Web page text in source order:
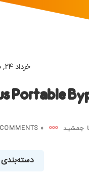
خرداد ۲۴, ۱۴۰۵
Portable
جمشید 0 COMMENTS